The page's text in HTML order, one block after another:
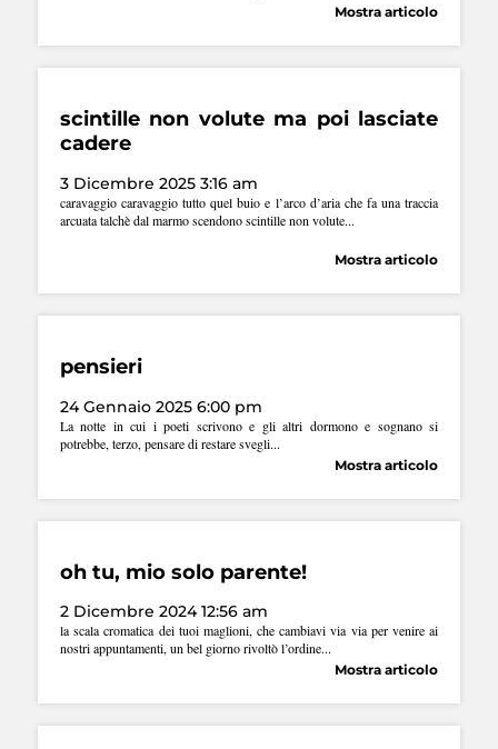
Mostra articolo
scintille non volute ma poi lasciate
cadere
3 Dicembre 2025 3:16 am
caravaggio caravaggio tutto quel buio e l’arco d’aria che fa una traccia
arcuata talchè dal marmo scendono scintille non volute...
Mostra articolo
pensieri
24 Gennaio 2025 6:00 pm
La notte in cui i poeti scrivono e gli altri dormono e sognano si
potrebbe, terzo, pensare di restare svegli...
Mostra articolo
oh tu, mio solo parente!
2 Dicembre 2024 12:56 am
la scala cromatica dei tuoi maglioni, che cambiavi via via per venire ai
nostri appuntamenti, un bel giorno rivoltò l’ordine...
Mostra articolo